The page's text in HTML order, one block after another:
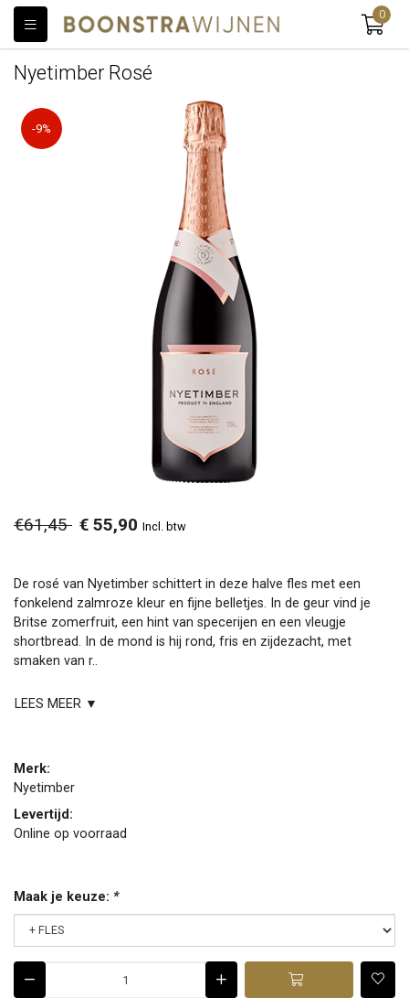
0
Nyetimber Rosé
-9%
€61,45 € 55,90 Incl. btw
De rosé van Nyetimber schittert in deze halve fles met een
fonkelend zalmroze kleur en fijne belletjes. In de geur vind je
Britse zomerfruit, een hint van specerijen en een vleugje
shortbread. In de mond is hij rond, fris en zijdezacht, met
smaken van r..
LEES MEER ▼
Merk:
Nyetimber
Levertijd:
Online op voorraad
Maak je keuze: *